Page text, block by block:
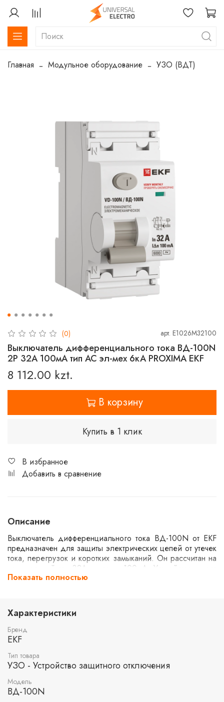
Главная Модульное оборудование УЗО (ВДТ)
(0) арт. E1026M32100
Выключатель дифференциального тока ВД-100N
2P 32А 100мА тип AC эл-мех 6кА PROXIMA EKF
8 112.00 kzt.
В корзину
Купить в 1 клик
В избранное
Добавить в сравнение
Описание
Выключатель дифференциального тока ВД-100N от EKF
предназначен для защиты электрических цепей от утечек
тока, перегрузок и коротких замыканий. Он рассчитан на
номинальный ток 32А и утечку 100мА. Устройство имеет
два полюса и тип AC, что делает его подходящим для
надежную работу при токах короткого замыкания до 6кА.
Показать полностью
Характеристики
Бренд
EKF
Тип товара
УЗО - Устройство защитного отключения
Модель
ВД-100N